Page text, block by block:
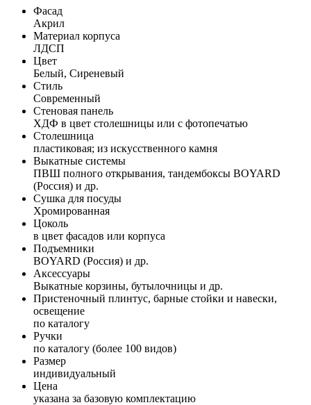
Фасад
Акрил
Материал корпуса
ЛДСП
Цвет
Белый, Сиреневый
Стиль
Современный
Стеновая панель
ХДФ в цвет столешницы или с фотопечатью
Столешница
пластиковая; из искусственного камня
Выкатные системы
ПВШ полного открывания, тандембоксы BOYARD
(Россия) и др.
Сушка для посуды
Хромированная
Цоколь
в цвет фасадов или корпуса
Подъемники
BOYARD (Россия) и др.
Аксессуары
Выкатные корзины, бутылочницы и др.
Пристеночный плинтус, барные стойки и навески,
освещение
по каталогу
Ручки
по каталогу (более 100 видов)
Размер
индивидуальный
Цена
указана за базовую комплектацию